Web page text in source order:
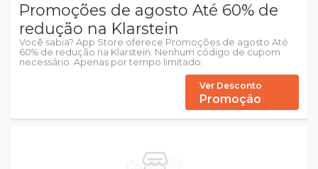
Promoções de agosto Até 60% de
redução na Klarstein
Você sabia? App Store oferece Promoções de agosto Até
60% de redução na Klarstein. Nenhum código de cupom
necessário. Apenas por tempo limitado.
Ver Desconto
Promoção